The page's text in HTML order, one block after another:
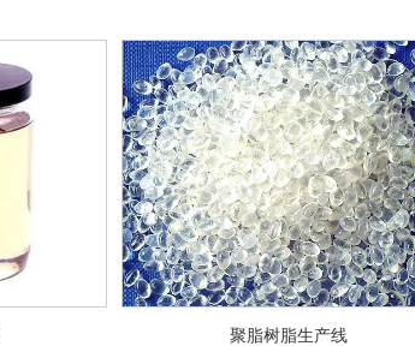
聚脂树脂生产线